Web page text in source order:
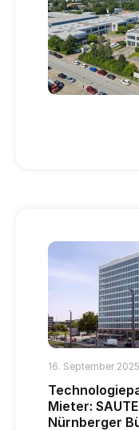
16. September 2025
Mieter:
Nürnberger